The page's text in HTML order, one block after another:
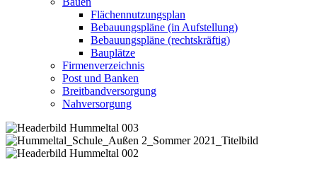
Flächennutzungsplan
Bebauungspläne (in Aufstellung)
Bebauungspläne (rechtskräftig)
Bauplätze
Firmenverzeichnis
Post und Banken
Breitbandversorgung
Nahversorgung